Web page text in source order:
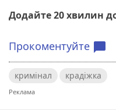
Додайте 20 хвилин
Прокоментуйте chat_bubble
кримінал крадіжка